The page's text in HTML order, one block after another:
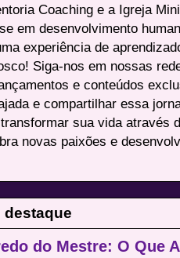
Coaching e a Igreja
em desenvolvimento
experiência de
Siga-nos em nossas
e conteúdos
e compartilhar essa
sua vida através
novas paixões e
destaque
do Mestre: O Que